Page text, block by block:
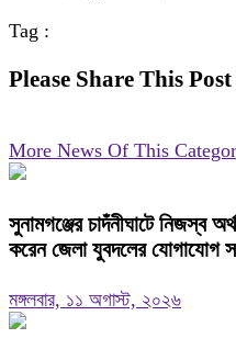
Tag :
Please Share This
More News Of This
সুনামগঞ্জের চাদঁনীঘাটে নিজস্ব
করেন জেলা যুবদলের যোগাযোগ
মঙ্গলবার, ১১ অগাস্ট, ২০২৬